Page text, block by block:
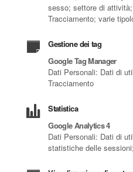
sesso; settore di
Tracciamento; varie
Gestione dei tag
Google Tag Manager
Dati Personali: Dati di
Tracciamento
Statistica
Google Analytics 4
Dati Personali: Dati di
statistiche delle